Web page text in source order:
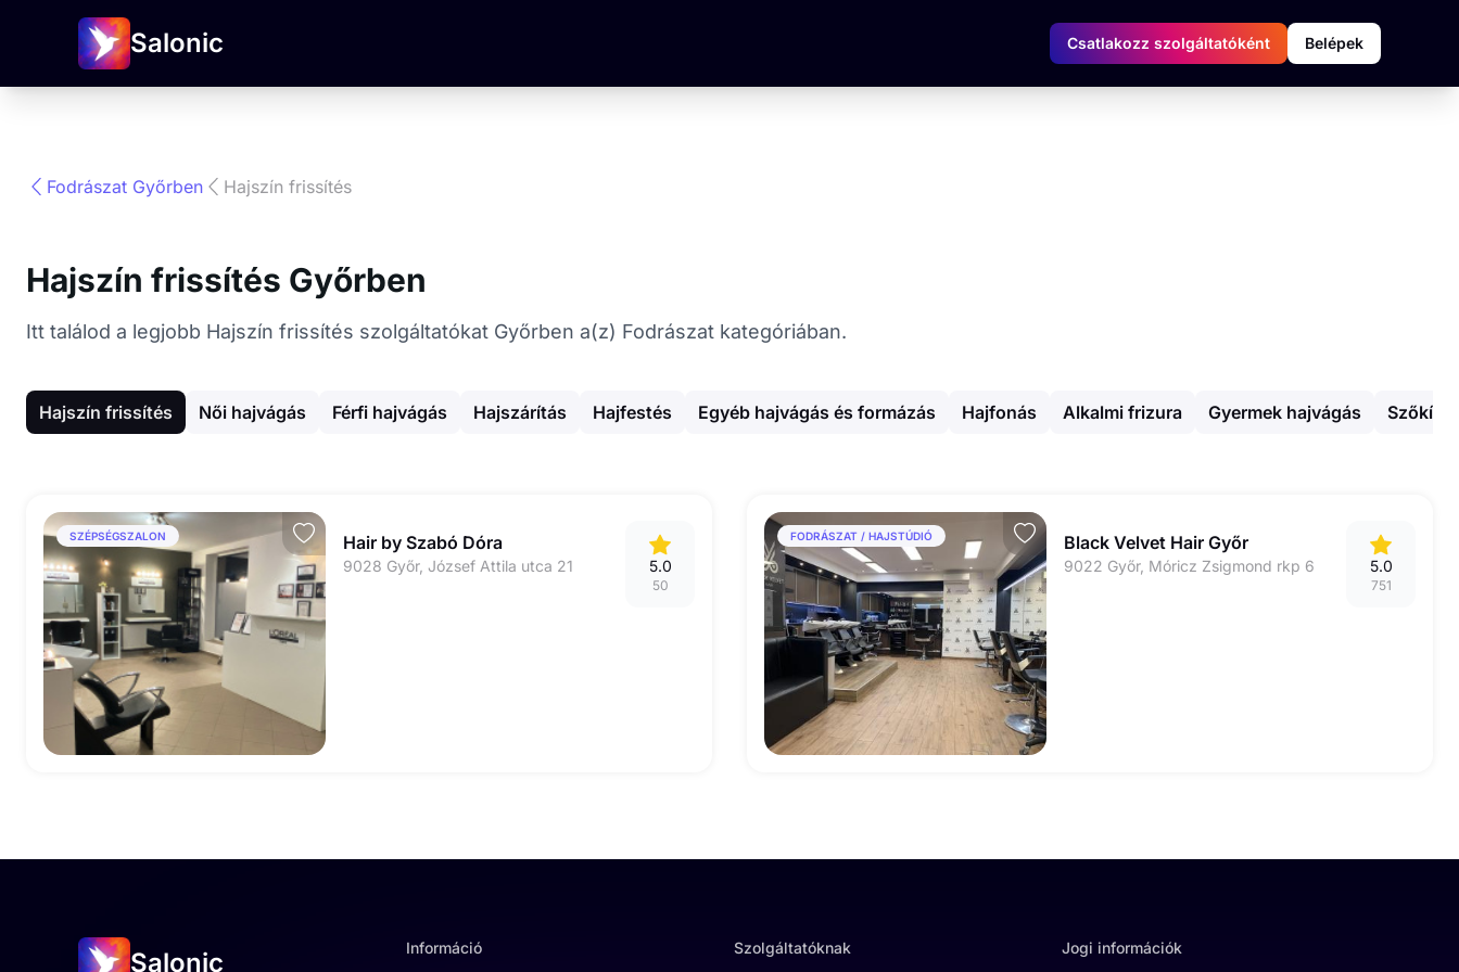
Salonic Csatlakozz szolgáltatóként Belépek
Fodrászat Győrben Hajszín frissítés
Hajszín frissítés Győrben
Itt találod a legjobb Hajszín frissítés szolgáltatókat Győrben a(z) Fodrászat kategóriában.
Hajszín frissítés Női hajvágás Férfi hajvágás Hajszárítás Hajfestés Egyéb hajvágás és formázás Hajfonás Alkalmi frizura Gyermek hajvágás Szőkítés
SZÉPSÉGSZALON Hair by Szabó Dóra
9028 Győr, József Attila utca 21 5.0
50
FODRÁSZAT / HAJSTÚDIÓ Black Velvet Hair Győr
9022 Győr, Móricz Zsigmond rkp 6 5.0
751
Salonic Információ Szolgáltatóknak Jogi információk